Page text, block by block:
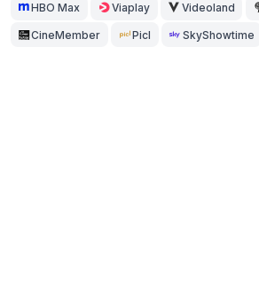
HBO Max Viaplay Videoland
CineMember Picl SkyShowtime